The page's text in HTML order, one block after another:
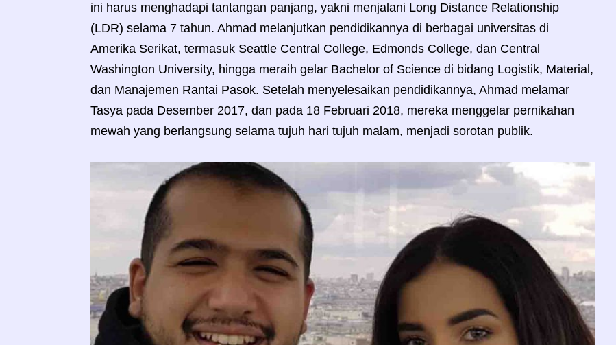
ini harus menghadapi tantangan panjang, yakni menjalani Long Distance Relationship
(LDR) selama 7 tahun. Ahmad melanjutkan pendidikannya di berbagai universitas di
Amerika Serikat, termasuk Seattle Central College, Edmonds College, dan Central
Washington University, hingga meraih gelar Bachelor of Science di bidang Logistik, Material,
dan Manajemen Rantai Pasok. Setelah menyelesaikan pendidikannya, Ahmad melamar
Tasya pada Desember 2017, dan pada 18 Februari 2018, mereka menggelar pernikahan
mewah yang berlangsung selama tujuh hari tujuh malam, menjadi sorotan publik.